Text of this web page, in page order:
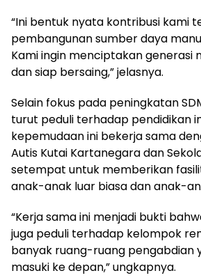
“Ini bentuk nyata kontribusi kami
pembangunan sumber daya
Kami ingin menciptakan generasi
dan siap bersaing,” jelasnya.
Selain fokus pada peningkatan
turut peduli terhadap pendidikan
kepemudaan ini bekerja sama
Autis Kutai Kartanegara dan
setempat untuk memberikan
anak-anak luar biasa dan anak-
“Kerja sama ini menjadi bukti
juga peduli terhadap kelompok
banyak ruang-ruang pengabdian
masuki ke depan,” ungkapnya.